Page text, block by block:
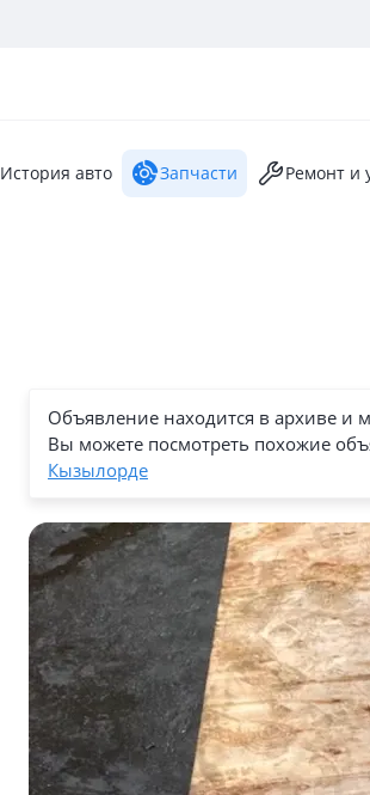
История авто Запчасти Ремонт и
Объявление находится в архиве и
Вы можете посмотреть похожие
Кызылорде